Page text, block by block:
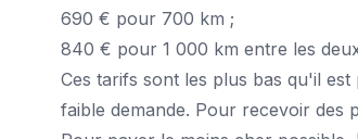
690 € pour 700 km ;
840 € pour 1 000 km entre les
Ces tarifs sont les plus bas qu'il
faible demande. Pour recevoir des